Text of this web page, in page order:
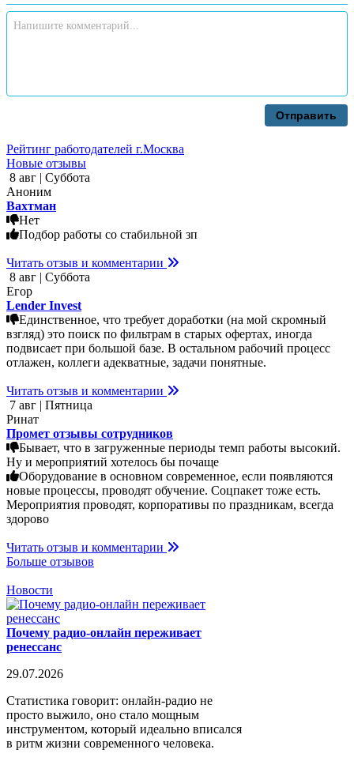
Отправить
Рейтинг работодателей г.Москва
Новые отзывы
8 авг | Суббота
Аноним
Вахтман
Нет
Подбор работы со стабильной зп
Читать отзыв и комментарии
8 авг | Суббота
Егор
Lender Invest
Единственное, что требует доработки (на мой скромный
взгляд) это поиск по фильтрам в старых офертах, иногда
подвисает при большой базе. В остальном рабочий процесс
отлажен, коллеги адекватные, задачи понятные.
Читать отзыв и комментарии
7 авг | Пятница
Ринат
Промет отзывы сотрудников
Бывает, что в загруженные периоды темп работы высокий.
Ну и мероприятий хотелось бы почаще
Оборудование в основном современное, если появляются
новые процессы, проводят обучение. Соцпакет тоже есть.
Мероприятия проводят, корпоративы по праздникам, всегда
здорово
Читать отзыв и комментарии
Больше отзывов
Новости
Почему радио-онлайн переживает
ренессанс
29.07.2026
Статистика говорит: онлайн-радио не
просто выжило, оно стало мощным
инструментом, который идеально вписался
в ритм жизни современного человека.